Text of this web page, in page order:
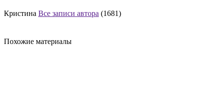
Кристина Все записи автора (1681)
Похожие материалы